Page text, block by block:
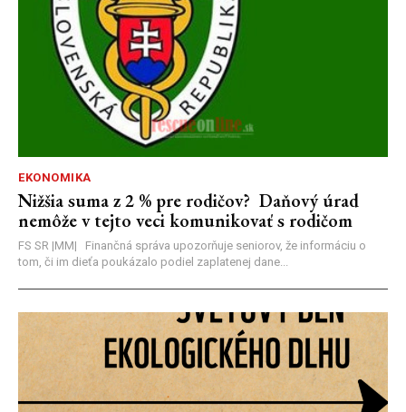
EKONOMIKA
Nižšia suma z 2 % pre rodičov? Daňový úrad
nemôže v tejto veci komunikovať s rodičom
FS SR |MM| Finančná správa upozorňuje seniorov, že informáciu o
tom, či im dieťa poukázalo podiel zaplatenej dane...